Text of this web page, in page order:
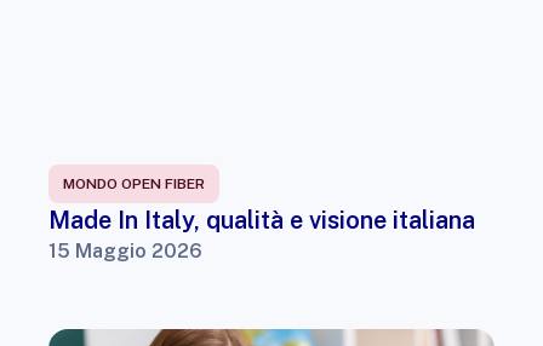
MONDO OPEN FIBER
Made In Italy, qualità e visione italiana
15 Maggio 2026